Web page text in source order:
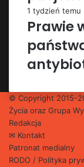
1 tydzień temu
Prawie
© Copyright 2015-
Życia oraz Grupa
Redakcja
✉ Kontakt
Patronat medialny
RODO / Polityka